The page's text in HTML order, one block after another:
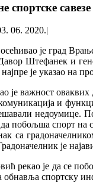
спортске
06. 2020.|
је град
Штефанек и
је указао на
важност оваквих
и
недоумице.
побољша спорт на
са
је
рекао је да се
спортску